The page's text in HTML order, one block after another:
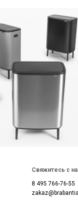
Свяжитесь с
8 495 766-76-55